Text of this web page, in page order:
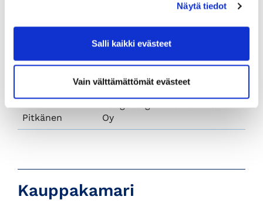
Näytä tiedot
Salli kaikki evästeet
Vain välttämättömät evästeet
Petri Lehtinen Warake Oy
Mika Marttila Osuuskauppa Keula
Pitkänen
Oy
Kauppakamari